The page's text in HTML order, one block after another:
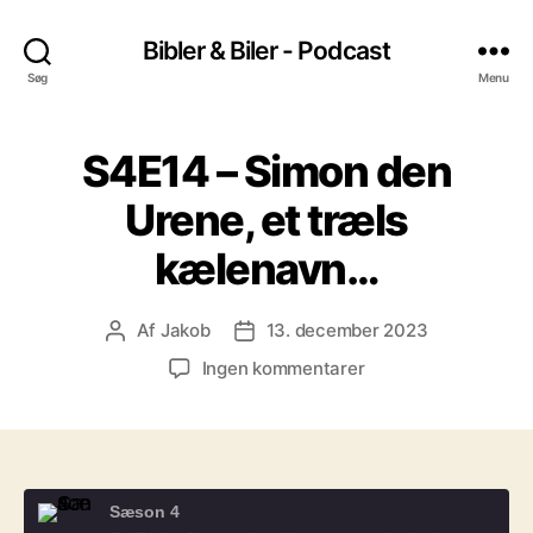
Søg
Bibler & Biler - Podcast
Menu
S4E14 – Simon den
Urene, et træls
kælenavn…
Indlægsforfatter
Af Jakob Indlægsdato
13. december 2023
Ingen kommentarertil
Sæson 4